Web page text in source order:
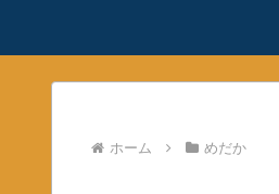
ホーム めだか